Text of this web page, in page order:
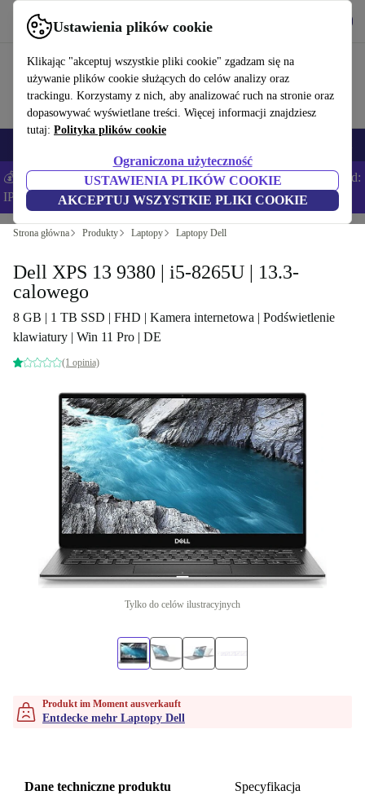
Ustawienia plików cookie
Klikając "akceptuj wszystkie pliki cookie" zgadzam się na
używanie plików cookie służących do celów analizy oraz
trackingu. Korzystamy z nich, aby analizować ruch na stronie oraz
dopasowywać wyświetlane treści. Więcej informacji znajdziesz
tutaj: Polityka plików cookie
Ograniczona użyteczność
USTAWIENIA PLIKÓW COOKIE
AKCEPTUJ WSZYSTKIE PLIKI COOKIE
Korzystaj z refurbed szybko i łatwo
💰Zaoszczędź DODATKOWE 5% na wszystkich iPhone’ach – Kod:
IPHONEDEAL –Regulamin
Strona główna Produkty Laptopy Laptopy Dell
Dell XPS 13 9380 | i5-8265U | 13.3-
calowego
8 GB | 1 TB SSD | FHD | Kamera internetowa | Podświetlenie
klawiatury | Win 11 Pro | DE
(1 opinia)
Tylko do celów ilustracyjnych
Produkt im Moment ausverkauft
Entdecke mehr Laptopy Dell
Dane techniczne produktu Specyfikacja